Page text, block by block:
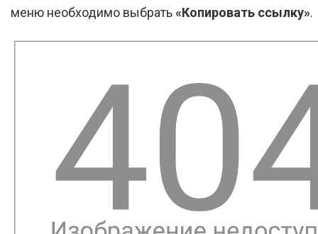
меню необходимо выбрать«Копировать ссылку».